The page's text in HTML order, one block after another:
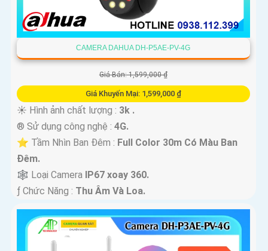
CAMERA DAHUA DH-P5AE-PV-4G
Giá Bán: 1,599,000 ₫
Giá Khuyến Mại: 1,599,000 ₫
☀️ Hình ảnh chất lượng : 3k .
®️ Sử dụng công nghệ : 4G.
⭐ Tầm Nhìn Ban Đêm : Full Color 30m Có Màu Ban
Ðêm.
🕸️ Loại Camera IP67 xoay 360.
️ƒ Chức Năng : Thu Âm Và Loa.